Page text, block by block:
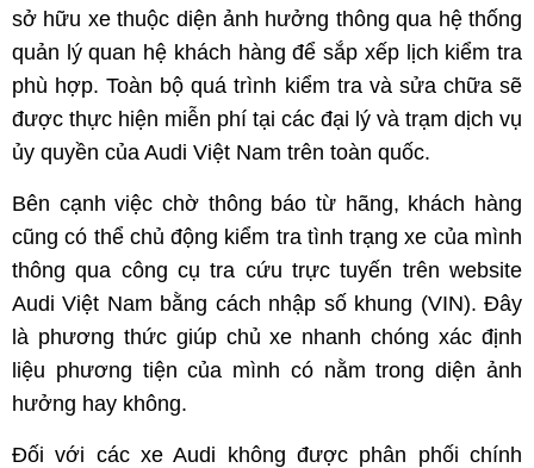
sở hữu xe thuộc diện ảnh hưởng thông qua hệ thống
quản lý quan hệ khách hàng để sắp xếp lịch kiểm tra
phù hợp. Toàn bộ quá trình kiểm tra và sửa chữa sẽ
được thực hiện miễn phí tại các đại lý và trạm dịch vụ
ủy quyền của Audi Việt Nam trên toàn quốc.
Bên cạnh việc chờ thông báo từ hãng, khách hàng
cũng có thể chủ động kiểm tra tình trạng xe của mình
thông qua công cụ tra cứu trực tuyến trên website
Audi Việt Nam bằng cách nhập số khung (VIN). Đây
là phương thức giúp chủ xe nhanh chóng xác định
liệu phương tiện của mình có nằm trong diện ảnh
hưởng hay không.
Đối với các xe Audi không được phân phối chính